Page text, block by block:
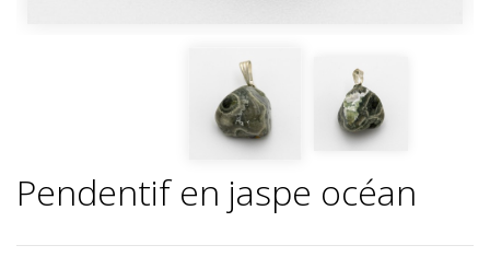
Pendentif en jaspe océan